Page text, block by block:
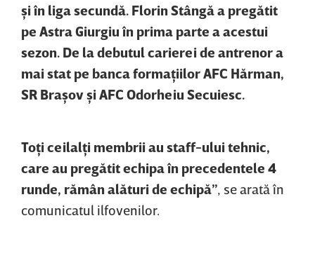
şi în liga secundă. Florin Stângă a pregătit
pe Astra Giurgiu în prima parte a acestui
sezon. De la debutul carierei de antrenor a
mai stat pe banca formaţiilor AFC Hărman,
SR Braşov şi AFC Odorheiu Secuiesc.
Toţiceilalţi membrii au staff-ului tehnic,
care au pregătit echipa în precedentele 4
runde, rămân alături de echipă”, se arată în
comunicatul ilfovenilor.